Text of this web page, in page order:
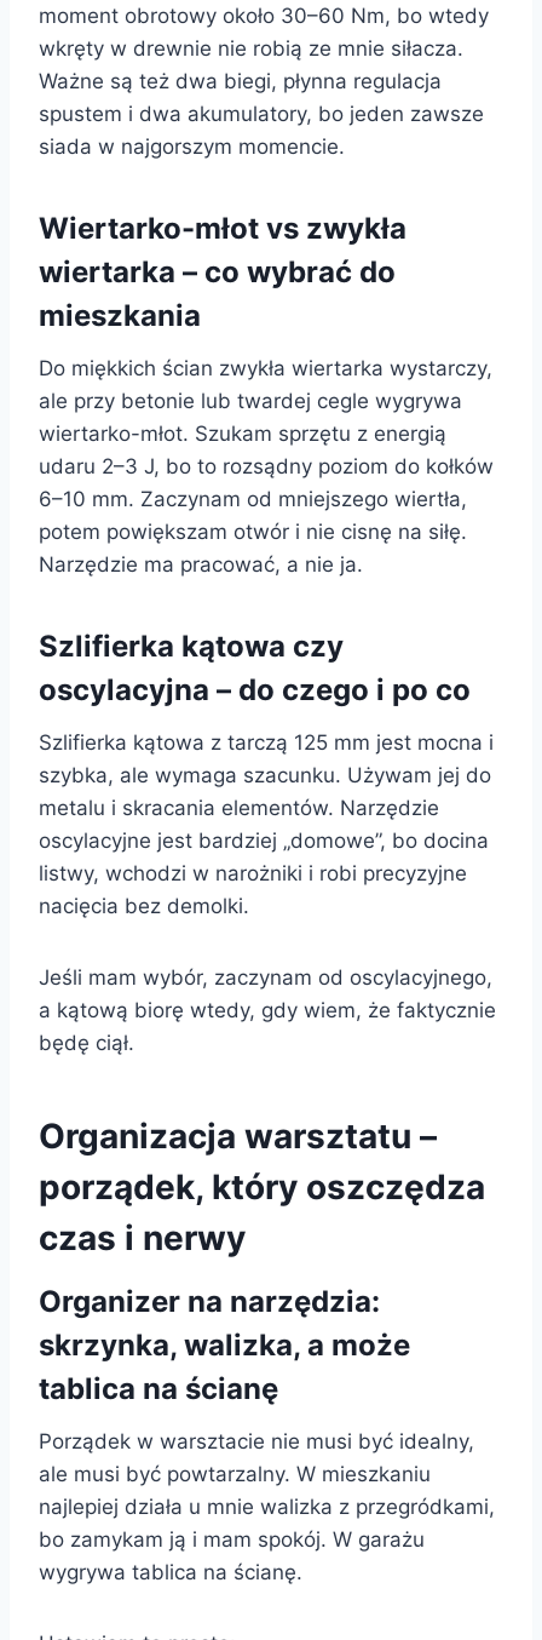
moment obrotowy około 30–60 Nm, bo wtedy
wkręty w drewnie nie robią ze mnie siłacza.
Ważne są też dwa biegi, płynna regulacja
spustem i dwa akumulatory, bo jeden zawsze
siada w najgorszym momencie.
Wiertarko-młot vs zwykła
wiertarka – co wybrać do
mieszkania
Do miękkich ścian zwykła wiertarka wystarczy,
ale przy betonie lub twardej cegle wygrywa
wiertarko-młot. Szukam sprzętu z energią
udaru 2–3 J, bo to rozsądny poziom do kołków
6–10 mm. Zaczynam od mniejszego wiertła,
potem powiększam otwór i nie cisnę na siłę.
Narzędzie ma pracować, a nie ja.
Szlifierka kątowa czy
oscylacyjna – do czego i po co
Szlifierka kątowa z tarczą 125 mm jest mocna i
szybka, ale wymaga szacunku. Używam jej do
metalu i skracania elementów. Narzędzie
oscylacyjne jest bardziej „domowe”, bo docina
listwy, wchodzi w narożniki i robi precyzyjne
nacięcia bez demolki.
Jeśli mam wybór, zaczynam od oscylacyjnego,
a kątową biorę wtedy, gdy wiem, że faktycznie
będę ciął.
Organizacja warsztatu –
porządek, który oszczędza
czas i nerwy
Organizer na narzędzia:
skrzynka, walizka, a może
tablica na ścianę
Porządek w warsztacie nie musi być idealny,
ale musi być powtarzalny. W mieszkaniu
najlepiej działa u mnie walizka z przegródkami,
bo zamykam ją i mam spokój. W garażu
wygrywa tablica na ścianę.